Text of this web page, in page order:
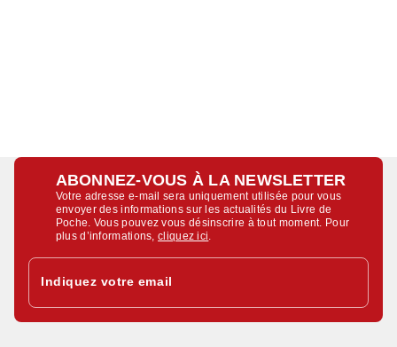
ABONNEZ-VOUS À LA NEWSLETTER
Votre adresse e-mail sera uniquement utilisée pour vous
envoyer des informations sur les actualités du Livre de
Poche. Vous pouvez vous désinscrire à tout moment. Pour
plus d’informations,cliquez ici
Indiquez votre email